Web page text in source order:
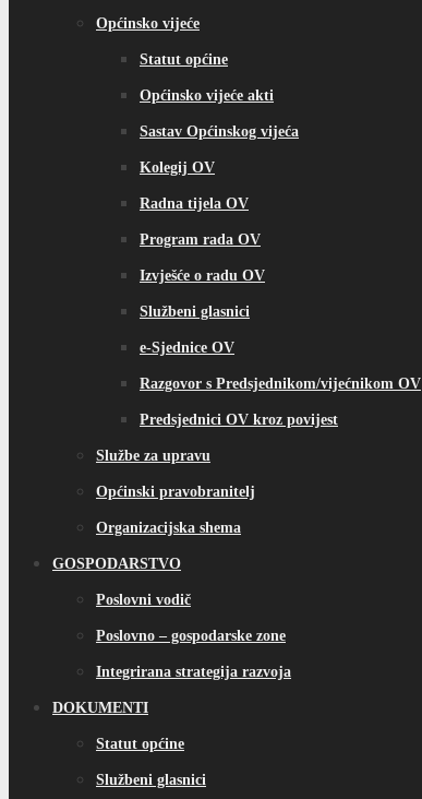
Općinsko vijeće
Statut općine
Općinsko vijeće akti
Sastav Općinskog vijeća
Kolegij OV
Radna tijela OV
Program rada OV
Izvješće o radu OV
Službeni glasnici
e-Sjednice OV
Razgovor s Predsjednikom/vijećnikom OV
Predsjednici OV kroz povijest
Službe za upravu
Općinski pravobranitelj
Organizacijska shema
GOSPODARSTVO
Poslovni vodič
Poslovno – gospodarske zone
Integrirana strategija razvoja
DOKUMENTI
Statut općine
Službeni glasnici